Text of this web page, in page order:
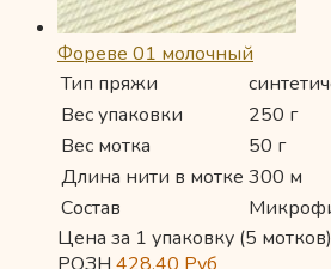
Фореве 01 молочный
Тип пряжи
Вес упаковки
250 г
Вес мотка
50 г
Длина нити в мотке 300 м
Состав
Цена за 1 упаковку (5 мотков)